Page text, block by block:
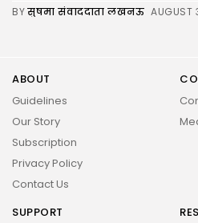
BYसुषमा संवाददाता लखनऊ AUGUST
ABOUT
Guidelines
Our Story
Subscription
Privacy Policy
Contact Us
SUPPORT